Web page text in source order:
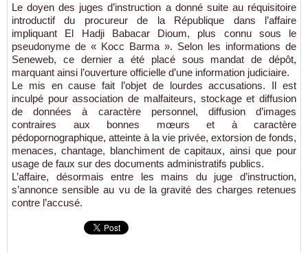
Le doyen des juges d’instruction a donné suite au réquisitoire
introductif du procureur de la République dans l’affaire
impliquant El Hadji Babacar Dioum, plus connu sous le
pseudonyme de « Kocc Barma ». Selon les informations de
Seneweb, ce dernier a été placé sous mandat de dépôt,
marquant ainsi l’ouverture officielle d’une information judiciaire.
Le mis en cause fait l’objet de lourdes accusations. Il est
inculpé pour association de malfaiteurs, stockage et diffusion
de données à caractère personnel, diffusion d’images
contraires aux bonnes mœurs et à caractère
pédopornographique, atteinte à la vie privée, extorsion de fonds,
menaces, chantage, blanchiment de capitaux, ainsi que pour
usage de faux sur des documents administratifs publics.
L’affaire, désormais entre les mains du juge d’instruction,
s’annonce sensible au vu de la gravité des charges retenues
contre l’accusé.